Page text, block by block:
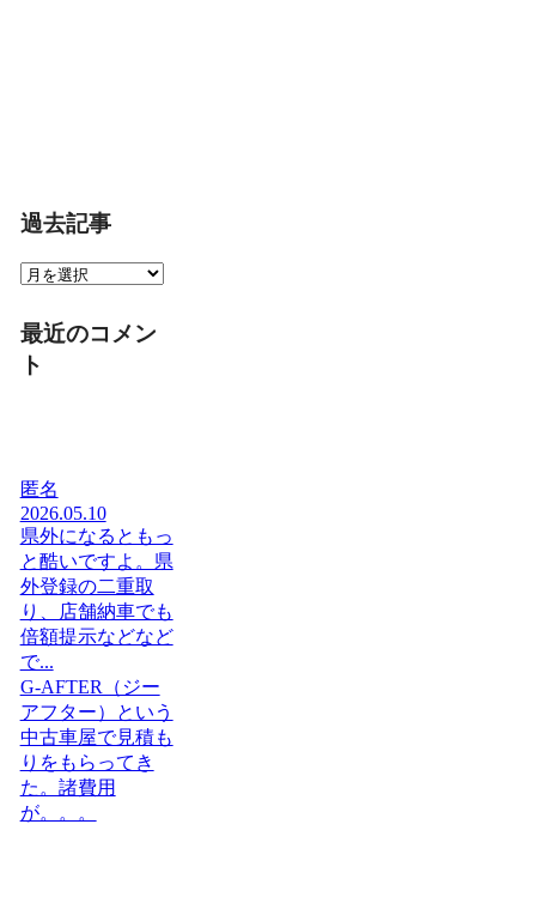
過去記事
過
記
事
最近のコメン
ト
匿名
2026.05.10
県外になるともっ
と酷いですよ。県
外登録の二重取
り、店舗納車でも
倍額提示などなど
で...
G-AFTER（ジー
アフター）という
中古車屋で見積も
りをもらってき
た。諸費用
が。。。